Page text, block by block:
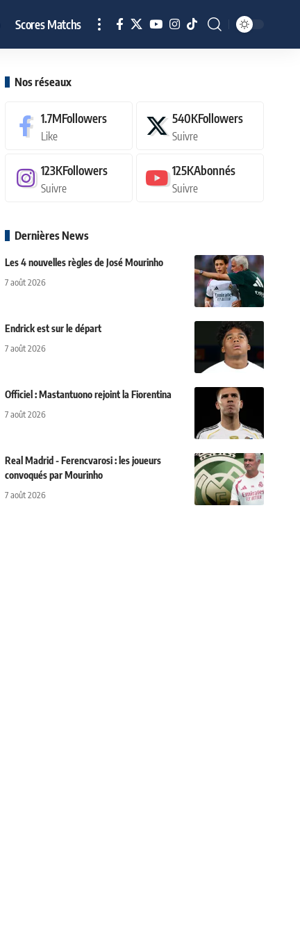
Scores Matchs
Nos réseaux
1.7MFollowers
Like
540KFollowers
Suivre
123KFollowers
Suivre
125KAbonnés
Suivre
Dernières News
Les 4 nouvelles règles de José Mourinho
7 août 2026
Endrick est sur le départ
7 août 2026
Officiel : Mastantuono rejoint la Fiorentina
7 août 2026
Real Madrid - Ferencvarosi : les joueurs
convoqués par Mourinho
7 août 2026